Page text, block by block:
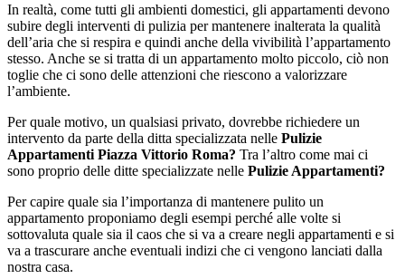
In realtà, come tutti gli ambienti domestici, gli appartamenti devono
subire degli interventi di pulizia per mantenere inalterata la qualità
dell’aria che si respira e quindi anche della vivibilità l’appartamento
stesso. Anche se si tratta di un appartamento molto piccolo, ciò non
toglie che ci sono delle attenzioni che riescono a valorizzare
l’ambiente.
Per quale motivo, un qualsiasi privato, dovrebbe richiedere un
intervento da parte della ditta specializzata nelle Pulizie
Appartamenti Piazza Vittorio Roma? Tra l’altro come mai ci
sono proprio delle ditte specializzate nelle Pulizie Appartamenti?
Per capire quale sia l’importanza di mantenere pulito un
appartamento proponiamo degli esempi perché alle volte si
sottovaluta quale sia il caos che si va a creare negli appartamenti e si
va a trascurare anche eventuali indizi che ci vengono lanciati dalla
nostra casa.